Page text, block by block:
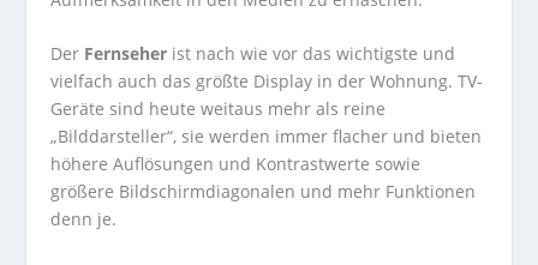
Der Fernseher ist nach wie vor das wichtigste und
vielfach auch das größte Display in der Wohnung. TV-
Geräte sind heute weitaus mehr als reine
„Bilddarsteller“, sie werden immer flacher und bieten
höhere Auflösungen und Kontrastwerte sowie
größere Bildschirmdiagonalen und mehr Funktionen
denn je.